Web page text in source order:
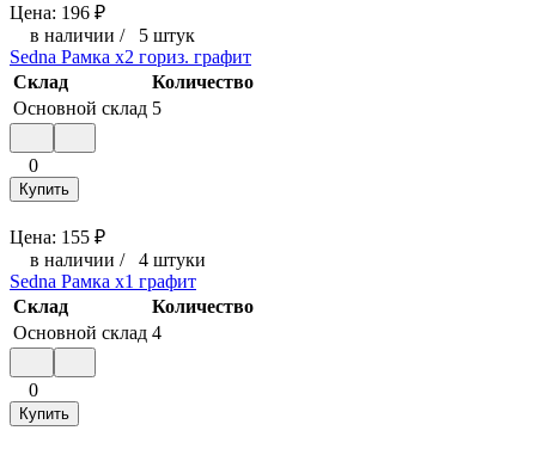
Цена: 196 ₽
в наличии / 5 штук
Sedna Рамка х2 гориз. графит
Склад
Количество
Основной склад 5
0
Купить
Цена: 155 ₽
в наличии / 4 штуки
Sedna Рамка х1 графит
Склад
Количество
Основной склад 4
0
Купить